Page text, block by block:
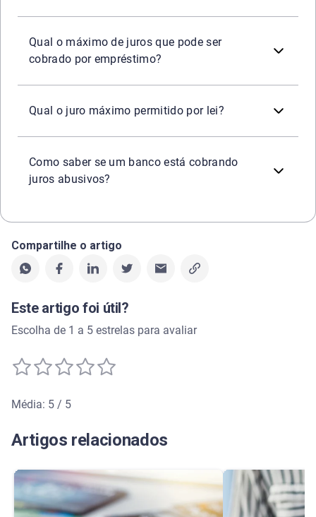
Qual o máximo de juros que pode ser
cobrado por empréstimo?
Qual o juro máximo permitido por lei?
Como saber se um banco está cobrando
juros abusivos?
Compartilhe o artigo
Este artigo foi útil?
Escolha de 1 a 5 estrelas para avaliar
Média: 5 / 5
Artigos relacionados